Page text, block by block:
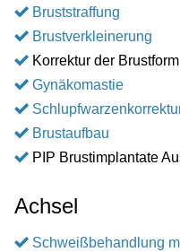
Bruststraffung
Brustverkleinerung
Korrektur der Brustform
Gynäkomastie
Brustaufbau
PIP Brustimplantate
Achsel
Schweißbehandlung